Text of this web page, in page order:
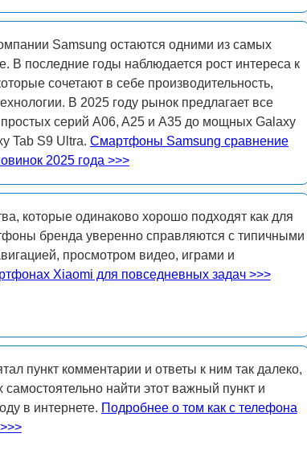
Samsung остаются одними из самых
В последние годы наблюдается рост интереса к
сочетают в себе производительность,
В 2025 году рынок предлагает все
серий A06, A25 и A35 до мощных Galaxy
Tab S9 Ultra. Смартфоны Samsung сравнение
2025 года >>>
которые одинаково хорошо подходят как для
бренда уверенно справляются с типичными
просмотром видео, играми и
Xiaomi для повседневных задач >>>
пункт комментарии и ответы к ним так далеко,
найти этот важный пункт и
в интернете. Подробнее о том как с телефона